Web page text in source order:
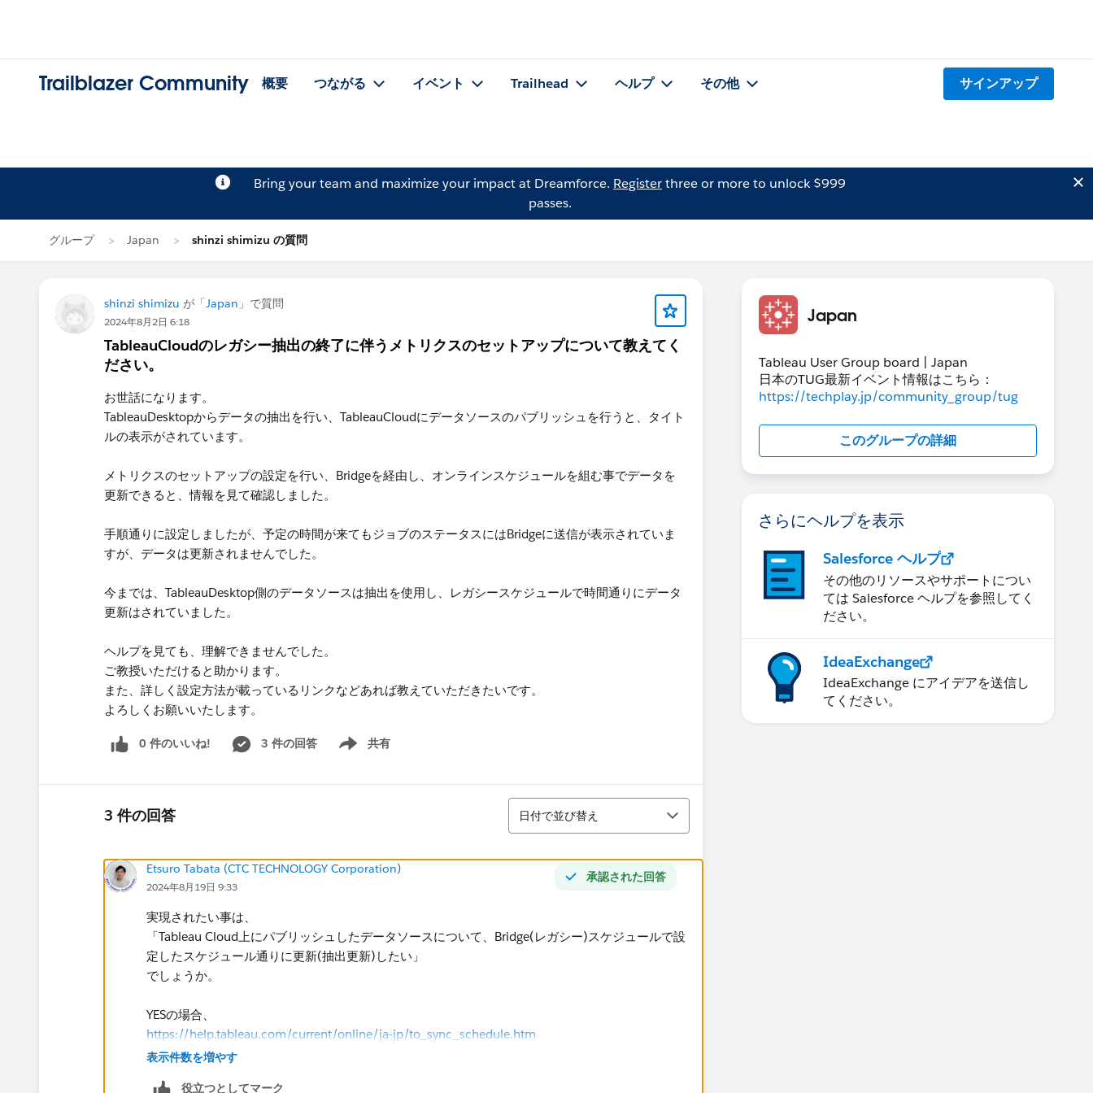
Trailblazer Community 概要 つながる イベント Trailhead ヘルプ その他 サインアップ
Bring your team and maximize your impact at Dreamforce. Registerthree or more to unlock $999
passes.
グループ Japan shinzi shimizu の質問
shinzi shimizu が「Japan 」で質問
2024年8月2日 6:18
TableauCloudのレガシー抽出の終了に伴うメトリクスのセットアップについて教えてく
ださい。
お世話になります。
TableauDesktopからデータの抽出を行い、TableauCloudにデータソースのパブリッシュを行うと、タイト
ルの表示がされています。
メトリクスのセットアップの設定を行い、Bridgeを経由し、オンラインスケジュールを組む事でデータを
更新できると、情報を見て確認しました。
手順通りに設定しましたが、予定の時間が来てもジョブのステータスにはBridgeに送信が表示されていま
すが、データは更新されませんでした。
今までは、TableauDesktop側のデータソースは抽出を使用し、レガシースケジュールで時間通りにデータ
更新はされていました。
ヘルプを見ても、理解できませんでした。
ご教授いただけると助かります。
また、詳しく設定方法が載っているリンクなどあれば教えていただきたいです。
よろしくお願いいたします。
0 件のいいね! 3 件の回答 共有
Show menu
3 件の回答
並び替え
日付で並び替え
承認された回答
Etsuro Tabata (CTC TECHNOLOGY Corporation)
2024年8月19日 9:33
実現されたい事は、
「Tableau Cloud上にパブリッシュしたデータソースについて、Bridge(レガシー)スケジュールで設
定したスケジュール通りに更新(抽出更新)したい」
でしょうか。
YESの場合、
https://help.tableau.com/current/online/ja-jp/to_sync_schedule.htm
が参考になるかと存じます。
表示件数を増やす
役立つとしてマーク
Japan
Tableau User Group board | Japan
日本のTUG最新イベント情報はこちら：
https://techplay.jp/community_group/tug
このグループの詳細
さらにヘルプを表示
Salesforce ヘルプ
その他のリソースやサポートについ
ては Salesforce ヘルプを参照してく
ださい。
IdeaExchange
IdeaExchange にアイデアを送信し
てください。